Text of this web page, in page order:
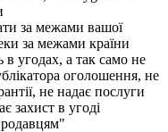
за межами вашої
за межами країни
в угодах, а так само не
оголошення, не
не надає послуги
захист в угоді